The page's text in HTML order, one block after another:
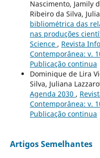
Nascimento, Jamily
Ribeiro da Silva,
bibliométrica das
nas produções
Science , Revista
Contemporânea: v.
Publicação continua
Dominique de Lira
Silva, Juliana
Agenda 2030 ,
Contemporânea: v.
Publicação continua
Artigos Semelhantes